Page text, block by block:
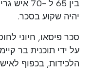
בין 65 ל
יהיה שקוע בסכר.
סכר פיסאו, חיוני
הלכידות, בכפוף